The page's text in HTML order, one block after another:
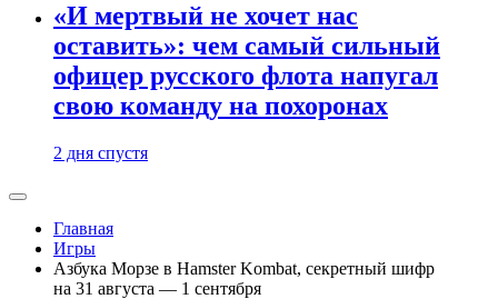
«И мертвый не хочет нас
оставить»: чем самый сильный
офицер русского флота напугал
свою команду на похоронах
2 дня спустя
Главная
Игры
Азбука Морзе в Hamster Kombat, секретный шифр
на 31 августа — 1 сентября